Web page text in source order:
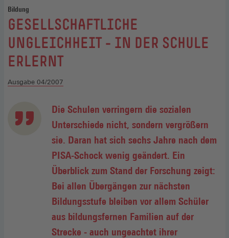
Bildung
:
GESELLSCHAFTLICHE
UNGLEICHHEIT - IN DER SCHULE
ERLERNT
Ausgabe 04/2007
Die Schulen verringern die sozialen
Unterschiede nicht, sondern vergrößern
sie. Daran hat sich sechs Jahre nach dem
PISA-Schock wenig geändert. Ein
Überblick zum Stand der Forschung zeigt:
Bei allen Übergängen zur nächsten
Bildungsstufe bleiben vor allem Schüler
aus bildungsfernen Familien auf der
Strecke - auch ungeachtet ihrer